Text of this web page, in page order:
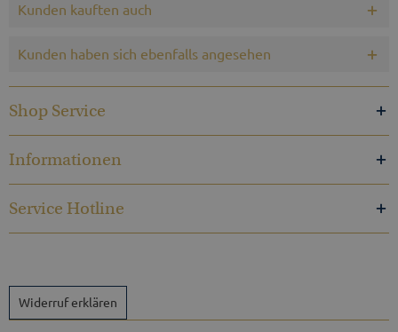
Kunden kauften auch
Kunden haben sich ebenfalls angesehen
Shop Service
Informationen
Service Hotline
Widerruf erklären